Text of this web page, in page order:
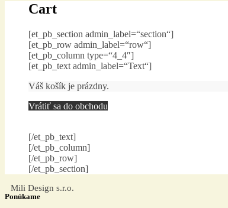
Cart
[et_pb_section admin_label=“section“]
[et_pb_row admin_label=“row“]
[et_pb_column type=“4_4″]
[et_pb_text admin_label=“Text“]
Váš košík je prázdny.
Vrátiť sa do obchodu
[/et_pb_text]
[/et_pb_column]
[/et_pb_row]
[/et_pb_section]
Mili Design s.r.o.
Ponúkame